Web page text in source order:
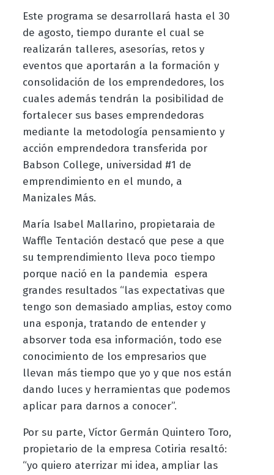
Este programa se desarrollará hasta el 30
de agosto, tiempo durante el cual se
realizarán talleres, asesorías, retos y
eventos que aportarán a la formación y
consolidación de los emprendedores, los
cuales además tendrán la posibilidad de
fortalecer sus bases emprendedoras
mediante la metodología pensamiento y
acción emprendedora transferida por
Babson College, universidad #1 de
emprendimiento en el mundo, a
Manizales Más.
María Isabel Mallarino, propietaraia de
Waffle Tentación destacó que pese a que
su temprendimiento lleva poco tiempo
porque nació en la pandemia espera
grandes resultados “las expectativas que
tengo son demasiado amplias, estoy como
una esponja, tratando de entender y
absorver toda esa información, todo ese
conocimiento de los empresarios que
llevan más tiempo que yo y que nos están
dando luces y herramientas que podemos
aplicar para darnos a conocer”.
Por su parte, Víctor Germán Quintero Toro,
propietario de la empresa Cotiria resaltó:
“yo quiero aterrizar mi idea, ampliar las